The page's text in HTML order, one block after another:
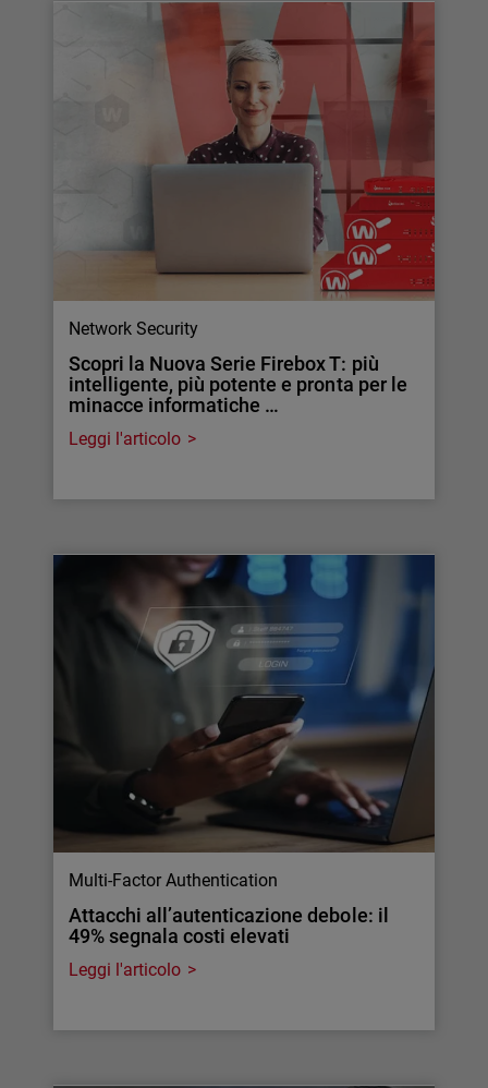
Network Security
Scopri la Nuova Serie Firebox T: più
intelligente, più potente e pronta per le
minacce informatiche …
Leggi l'articolo
Multi-Factor Authentication
Attacchi all’autenticazione debole: il
49% segnala costi elevati
Leggi l'articolo